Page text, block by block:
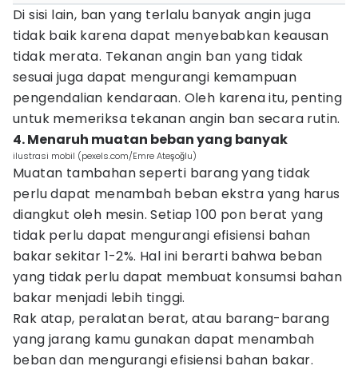
Di sisi lain, ban yang terlalu banyak angin juga
tidak baik karena dapat menyebabkan keausan
tidak merata. Tekanan angin ban yang tidak
sesuai juga dapat mengurangi kemampuan
pengendalian kendaraan. Oleh karena itu, penting
untuk memeriksa tekanan angin ban secara rutin.
4. Menaruh muatan beban yang banyak
ilustrasi mobil (pexels.com/Emre Ateşoğlu)
Muatan tambahan seperti barang yang tidak
perlu dapat menambah beban ekstra yang harus
diangkut oleh mesin. Setiap 100 pon berat yang
tidak perlu dapat mengurangi efisiensi bahan
bakar sekitar 1-2%. Hal ini berarti bahwa beban
yang tidak perlu dapat membuat konsumsi bahan
bakar menjadi lebih tinggi.
Rak atap, peralatan berat, atau barang-barang
yang jarang kamu gunakan dapat menambah
beban dan mengurangi efisiensi bahan bakar.